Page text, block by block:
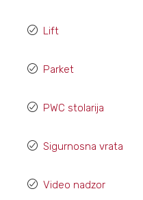
Lift
Parket
PWC stolarija
Sigurnosna vrata
Video nadzor